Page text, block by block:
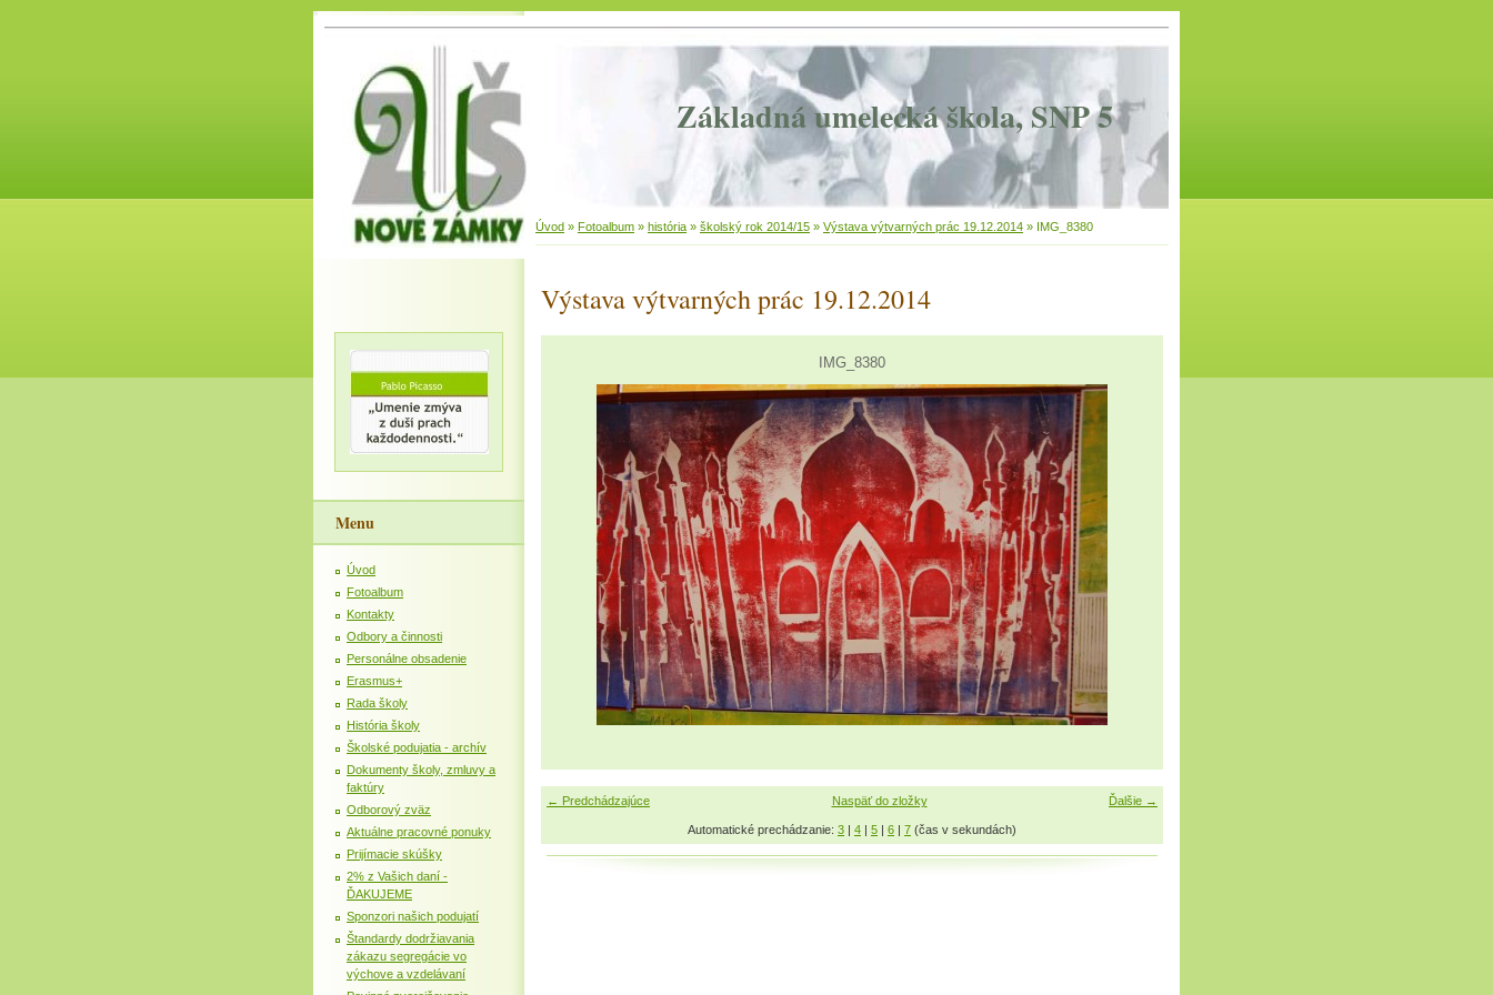
Základná umelecká škola, SNP 5
Úvod » Fotoalbum » história » školský rok 2014/15 » Výstava výtvarných prác 19.12.2014 » IMG_8380
Výstava výtvarných prác 19.12.2014
IMG_8380
← Predchádzajúce Ďalšie →
Naspäť do zložky
Automatické prechádzanie: 3 | 4 | 5 | 6 | 7 (čas v sekundách)
Menu
Úvod
Fotoalbum
Kontakty
Odbory a činnosti
Personálne obsadenie
Erasmus+
Rada školy
História školy
Školské podujatia - archív
Dokumenty školy, zmluvy a
faktúry
Odborový zväz
Aktuálne pracovné ponuky
Prijímacie skúšky
2% z Vašich daní -
ĎAKUJEME
Sponzori našich podujatí
Štandardy dodržiavania
zákazu segregácie vo
výchove a vzdelávaní